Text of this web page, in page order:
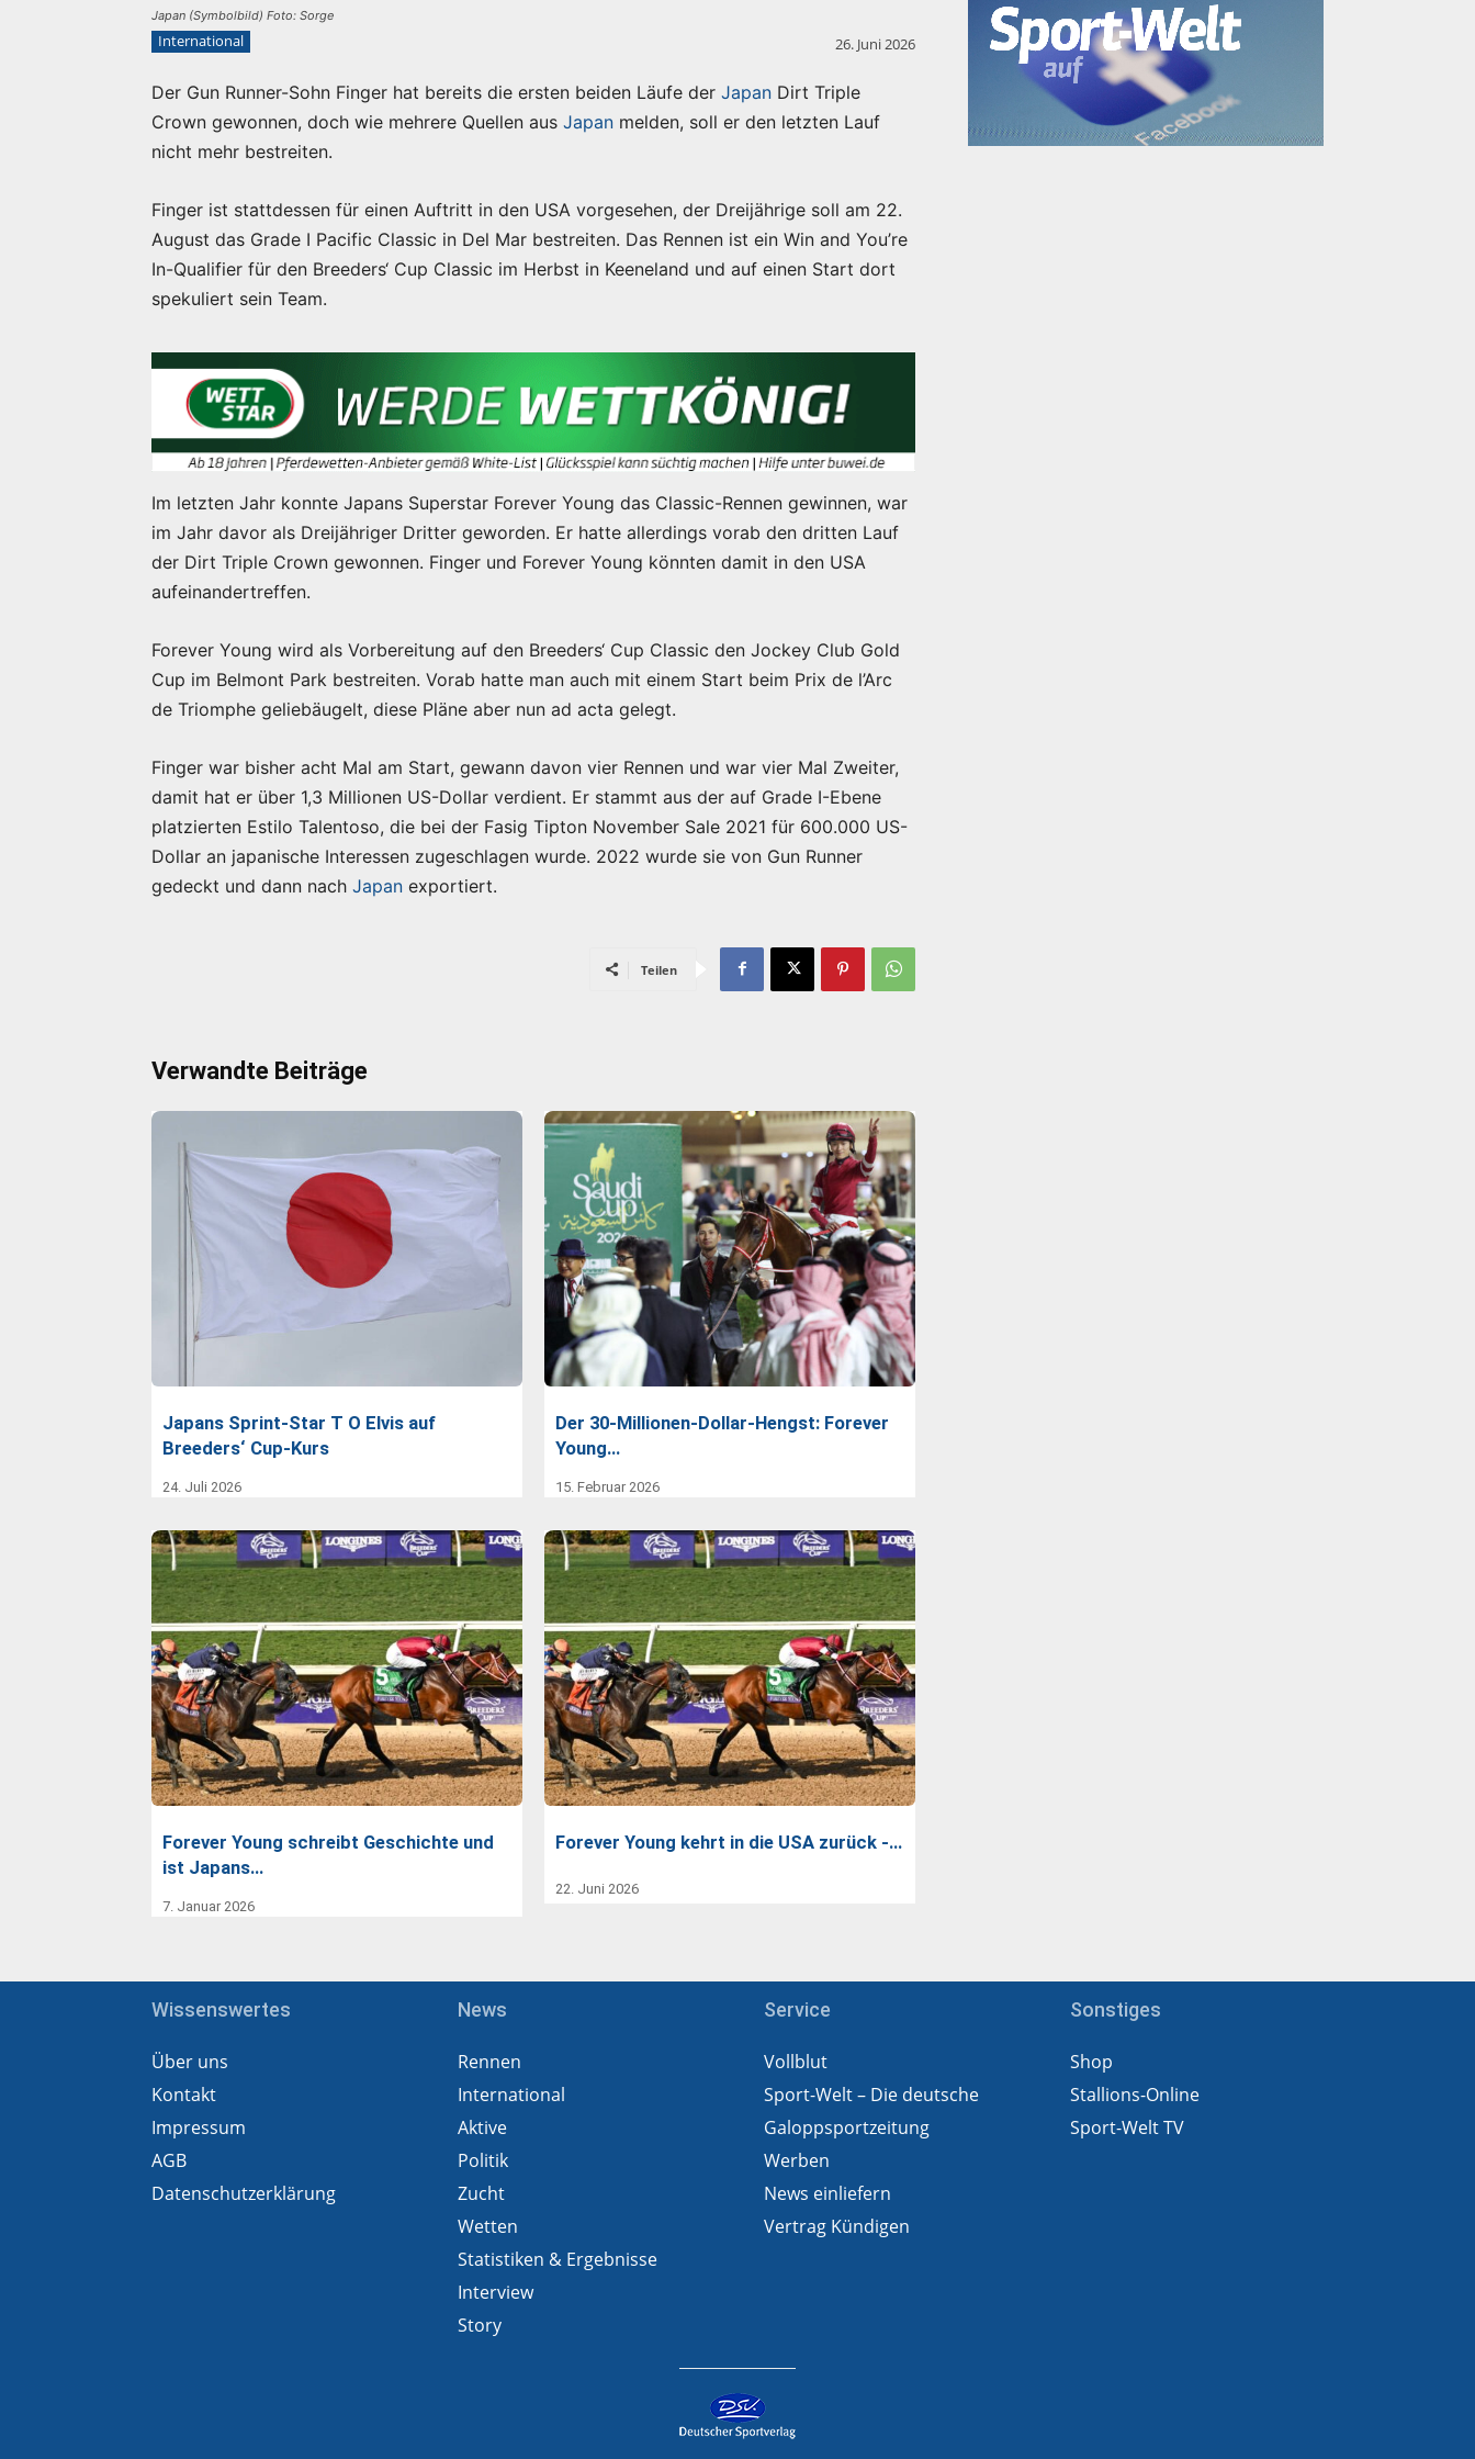
Japan (Symbolbild) Foto: Sorge
International 26. Juni 2026
Der Gun Runner-Sohn Finger hat bereits die ersten beiden Läufe der Japan Dirt Triple
Crown gewonnen, doch wie mehrere Quellen aus Japan melden, soll er den letzten Lauf
nicht mehr bestreiten.
Finger ist stattdessen für einen Auftritt in den USA vorgesehen, der Dreijährige soll am 22.
August das Grade I Pacific Classic in Del Mar bestreiten. Das Rennen ist ein Win and You’re
In-Qualifier für den Breeders‘ Cup Classic im Herbst in Keeneland und auf einen Start dort
spekuliert sein Team.
Im letzten Jahr konnte Japans Superstar Forever Young das Classic-Rennen gewinnen, war
im Jahr davor als Dreijähriger Dritter geworden. Er hatte allerdings vorab den dritten Lauf
der Dirt Triple Crown gewonnen. Finger und Forever Young könnten damit in den USA
aufeinandertreffen.
Forever Young wird als Vorbereitung auf den Breeders‘ Cup Classic den Jockey Club Gold
Cup im Belmont Park bestreiten. Vorab hatte man auch mit einem Start beim Prix de l’Arc
de Triomphe geliebäugelt, diese Pläne aber nun ad acta gelegt.
Finger war bisher acht Mal am Start, gewann davon vier Rennen und war vier Mal Zweiter,
damit hat er über 1,3 Millionen US-Dollar verdient. Er stammt aus der auf Grade I-Ebene
platzierten Estilo Talentoso, die bei der Fasig Tipton November Sale 2021 für 600.000 US-
Dollar an japanische Interessen zugeschlagen wurde. 2022 wurde sie von Gun Runner
gedeckt und dann nach Japan exportiert.
Teilen
Verwandte Beiträge
Japans Sprint-Star T O Elvis auf
Breeders‘ Cup-Kurs
24. Juli 2026
Der 30-Millionen-Dollar-Hengst: Forever
Young…
15. Februar 2026
Forever Young schreibt Geschichte und
ist Japans…
7. Januar 2026
Forever Young kehrt in die USA zurück -…
22. Juni 2026
Wissenswertes
Über uns
Kontakt
Impressum
AGB
Datenschutzerklärung
News
Rennen
International
Aktive
Politik
Zucht
Wetten
Statistiken & Ergebnisse
Interview
Story
Service
Vollblut
Sport-Welt – Die deutsche
Galoppsportzeitung
Werben
News einliefern
Vertrag Kündigen
Sonstiges
Shop
Stallions-Online
Sport-Welt TV